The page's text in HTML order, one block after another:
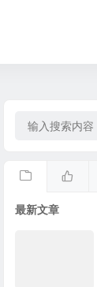
最新文章